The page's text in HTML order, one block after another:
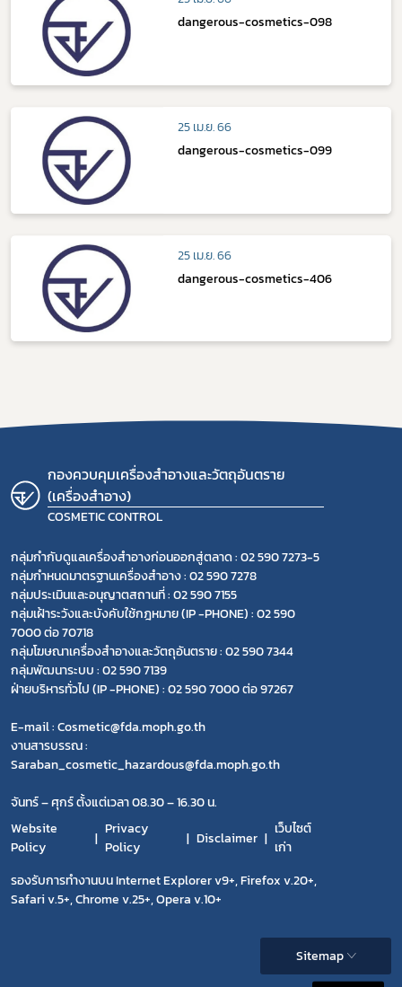
dangerous-cosmetics-098
25 เม.ย. 66
dangerous-cosmetics-099
25 เม.ย. 66
dangerous-cosmetics-406
กองควบคุมเครื่องสำอางและวัตถุอันตราย
(เครื่องสำอาง)
COSMETIC CONTROL
กลุ่มกำกับดูแลเครื่องสำอางก่อนออกสู่ตลาด : 02 590 7273-5
กลุ่มกำหนดมาตรฐานเครื่องสำอาง : 02 590 7278
กลุ่มประเมินและอนุญาตสถานที่ : 02 590 7155
กลุ่มเฝ้าระวังและบังคับใช้กฎหมาย (IP -PHONE) : 02 590
7000 ต่อ 70718
กลุ่มโฆษณาเครื่องสำอางและวัตถุอันตราย : 02 590 7344
กลุ่มพัฒนาระบบ : 02 590 7139
ฝ่ายบริหารทั่วไป (IP -PHONE) : 02 590 7000 ต่อ 97267
E-mail : Cosmetic@fda.moph.go.th
งานสารบรรณ :
Saraban_cosmetic_hazardous@fda.moph.go.th
จันทร์ – ศุกร์ ตั้งแต่เวลา 08.30 – 16.30 น.
Website
Policy
Privacy
Policy
Disclaimer
เว็บไซต์
เก่า
รองรับการทำงานบน Internet Explorer v9+, Firefox v.20+,
Safari v.5+, Chrome v.25+, Opera v.10+
Sitemap